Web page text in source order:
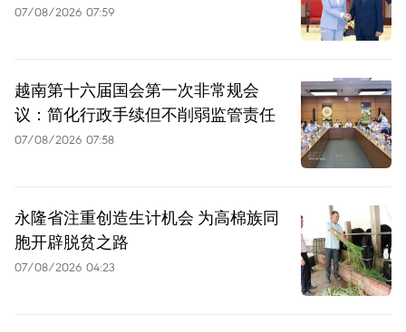
07/08/2026 07:59
越南第十六届国会第一次非常规会
议：简化行政手续但不削弱监管责任
07/08/2026 07:58
永隆省注重创造生计机会 为高棉族同
胞开辟脱贫之路
07/08/2026 04:23